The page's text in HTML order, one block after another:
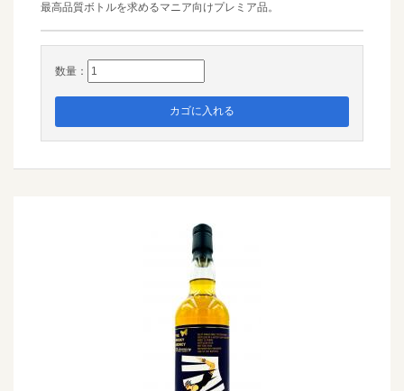
最高品質ボトルを求めるマニア向けプレミア品。
数量：